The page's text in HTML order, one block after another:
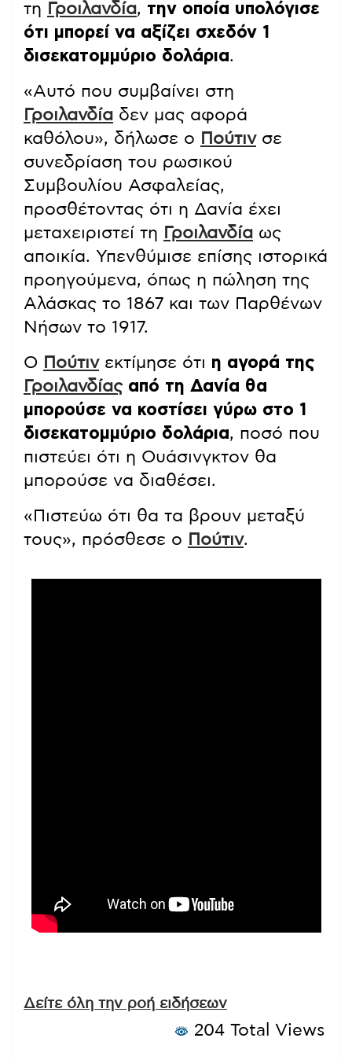
τη Γροιλανδία, την οποία υπολόγισε
ότι μπορεί να αξίζει σχεδόν 1
δισεκατομμύριο δολάρια.
«Αυτό που συμβαίνει στη
Γροιλανδία δεν μας αφορά
καθόλου», δήλωσε ο Πούτινσε
συνεδρίαση του ρωσικού
Συμβουλίου Ασφαλείας,
προσθέτοντας ότι η Δανία έχει
μεταχειριστεί τη Γροιλανδία ως
αποικία. Υπενθύμισε επίσης ιστορικά
προηγούμενα, όπως η πώληση της
Αλάσκας το 1867 και των Παρθένων
Νήσων το 1917.
Ο Πούτινεκτίμησε ότι η αγορά της
Γροιλανδίαςαπό τη Δανία θα
μπορούσε να κοστίσει γύρω στο 1
δισεκατομμύριο δολάρια, ποσό που
πιστεύει ότι η Ουάσινγκτον θα
μπορούσε να διαθέσει.
«Πιστεύω ότι θα τα βρουν μεταξύ
τους», πρόσθεσε ο Πούτιν.
Δείτε όλη την ροή ειδήσεων
204 Total Views